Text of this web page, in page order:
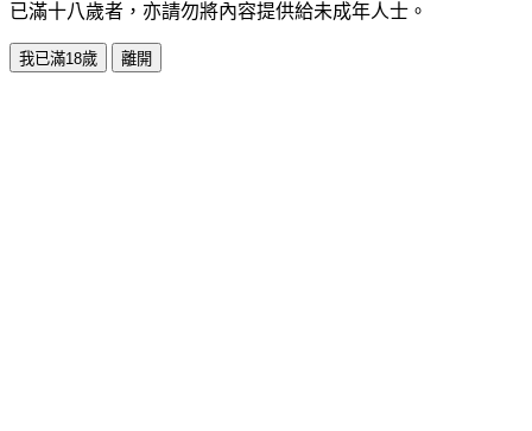
已滿十八歲者，亦請勿將內容提供給未成年人士。
我已滿18歲 離開